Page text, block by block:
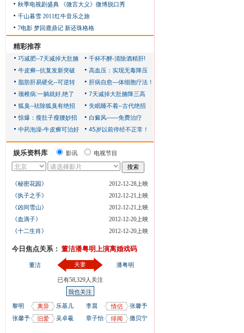
秋季电视剧盛典
《微言大义》微博脱口秀
千山暮雪 2011红牛音乐之旅
7电影 梦回鹿鼎记 新还珠格格
精彩推荐
娱乐资料库 影讯 电视节目
《秘密花园》
2012-12-28上映
《执子之手》
2012-12-21上映
《凶间雪山》
2012-12-21上映
《血滴子》
2012-12-20上映
《十二生肖》
2012-12-20上映
今日焦点关系： 董洁潘粤明上演离婚戏码
董洁 夫妻
已有58,329人关注
我也关注
潘粤明
黎明 离异
乐基儿
张馨予
旧爱 吴卓羲
李晨 情侣
张馨予
章子怡
绯闻 撒贝宁